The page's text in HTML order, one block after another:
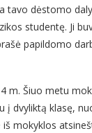
tavo dėstomo
studentę. Ji
papildomo
m. Šiuo metu
į dvyliktą klasę,
mokyklos